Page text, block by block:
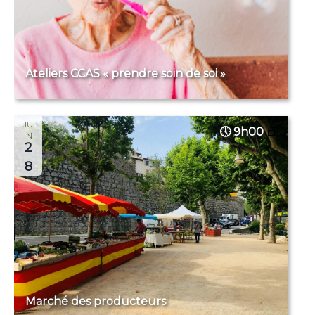
Ateliers CCAS « prendre soin de soi »
JU
IN
2
8
9h00
Marché des producteurs